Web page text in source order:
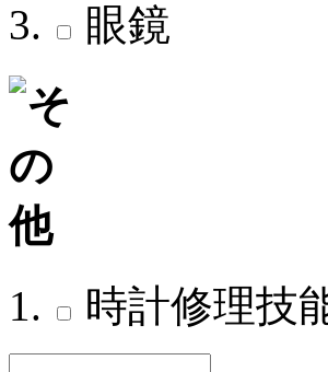
眼鏡
時計修理技